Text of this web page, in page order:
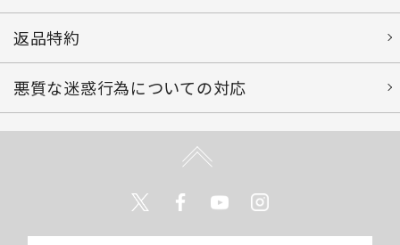
返品特約
悪質な迷惑行為についての対応
TwitterFacebookYoutube